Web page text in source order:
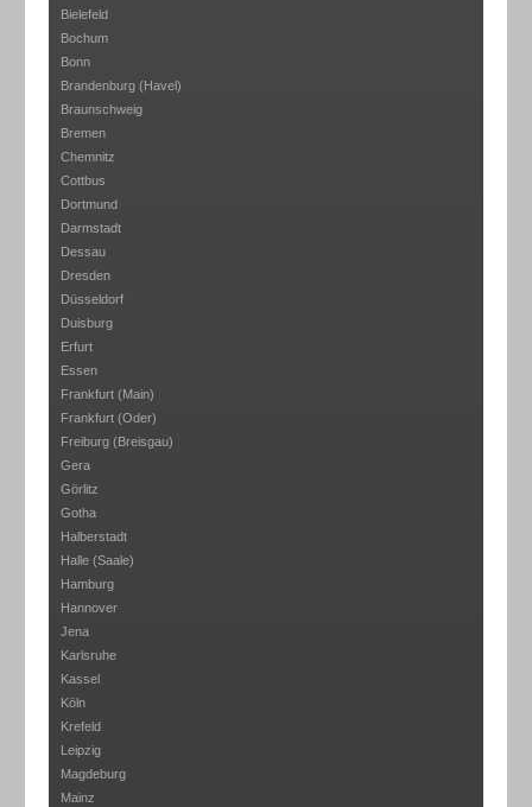
Bielefeld
Bochum
Bonn
Brandenburg (Havel)
Braunschweig
Bremen
Chemnitz
Cottbus
Dortmund
Darmstadt
Dessau
Dresden
Düsseldorf
Duisburg
Erfurt
Essen
Frankfurt (Main)
Frankfurt (Oder)
Freiburg (Breisgau)
Gera
Görlitz
Gotha
Halberstadt
Halle (Saale)
Hamburg
Hannover
Jena
Karlsruhe
Kassel
Köln
Krefeld
Leipzig
Magdeburg
Mainz